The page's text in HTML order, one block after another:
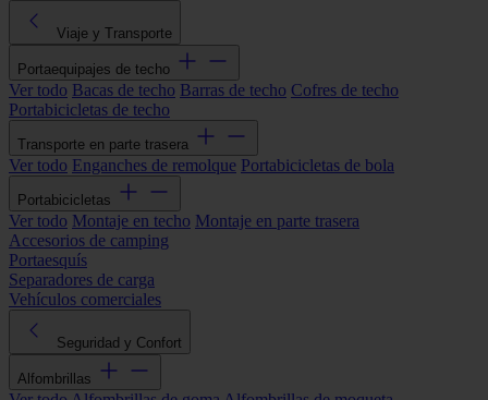
Viaje y Transporte
Portaequipajes de techo
Ver todo Bacas de techo Barras de techo Cofres de techo
Portabicicletas de techo
Transporte en parte trasera
Ver todo Enganches de remolque Portabicicletas de bola
Portabicicletas
Ver todo Montaje en techo Montaje en parte trasera
Accesorios de camping
Portaesquís
Separadores de carga
Vehículos comerciales
Seguridad y Confort
Alfombrillas